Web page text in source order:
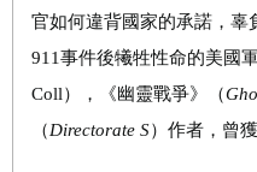
官如何違背國家的承諾，辜
911事件後犧牲性命的美國
Coll），《幽靈戰爭》（
（Directorate S）作者，曾